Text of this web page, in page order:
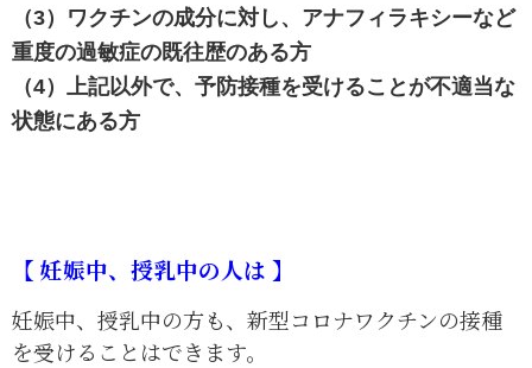
（3）ワクチンの成分に対し、アナフィラキシーなど
重度の過敏症の既往歴のある方
（4）上記以外で、予防接種を受けることが不適当な
状態にある方
【 妊娠中、授乳中の人は 】
妊娠中、授乳中の方も、新型コロナワクチンの接種
を受けることはできます。